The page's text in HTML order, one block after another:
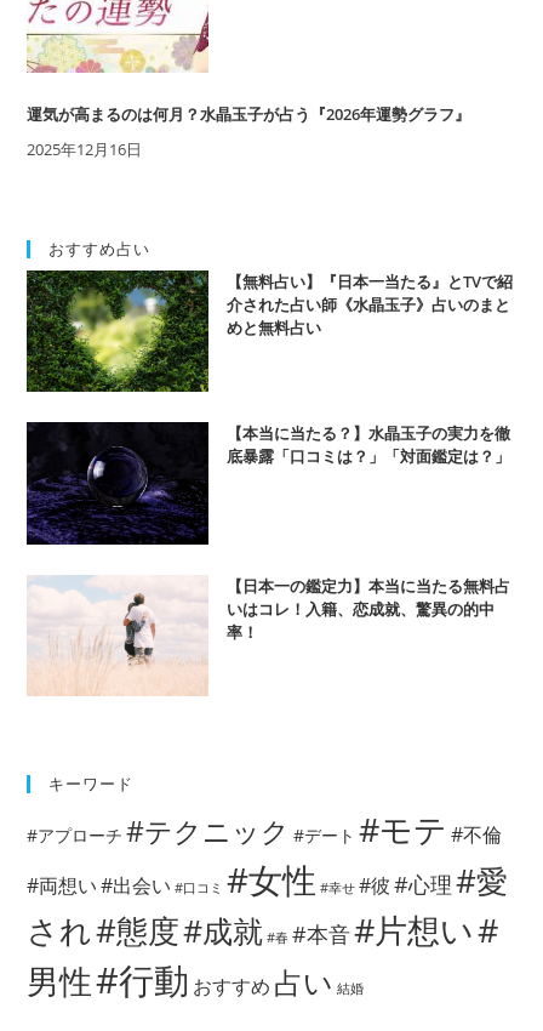
運気が高まるのは何月？水晶玉子が占う『2026年運勢グラフ』
2025年12月16日
おすすめ占い
【無料占い】『日本一当たる』とTVで紹
介された占い師《水晶玉子》占いのまと
めと無料占い
【本当に当たる？】水晶玉子の実力を徹
底暴露「口コミは？」「対面鑑定は？」
【日本一の鑑定力】本当に当たる無料占
いはコレ！入籍、恋成就、驚異の的中
率！
キーワード
#アプローチ #テクニック #デート #モテ #不倫
#両想い#出会い #口コミ #女性 #幸せ #彼#心理#愛
され#態度#成就 #春 #本音#片想い#
男性#行動 おすすめ 占い 結婚